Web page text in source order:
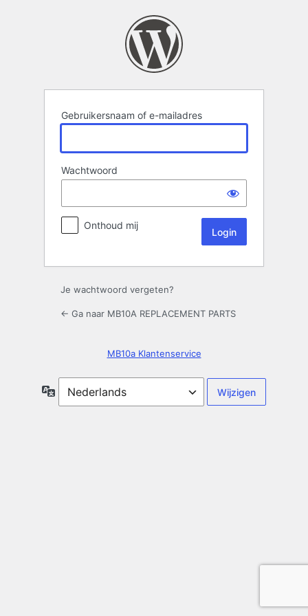
Gebruikersnaam of e-mailadres
Wachtwoord
Onthoud mij
Je wachtwoord vergeten?
← Ga naar MB10A REPLACEMENT PARTS
MB10a Klantenservice
Taal